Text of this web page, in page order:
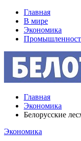
Главная
В мире
Экономика
Главная
Экономика
Белорусские
Экономика